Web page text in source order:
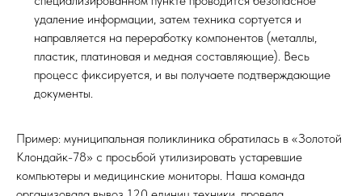
удаление информации, затем техника сортуется и
направляется на переработку компонентов (металлы,
пластик, платиновая и медная составляющие). Весь
процесс фиксируется, и вы получаете подтверждающие
документы.
Пример: муниципальная поликлиника обратилась в «Золотой
Клондайк-78» с просьбой утилизировать устаревшие
компьютеры и медицинские мониторы. Наша команда